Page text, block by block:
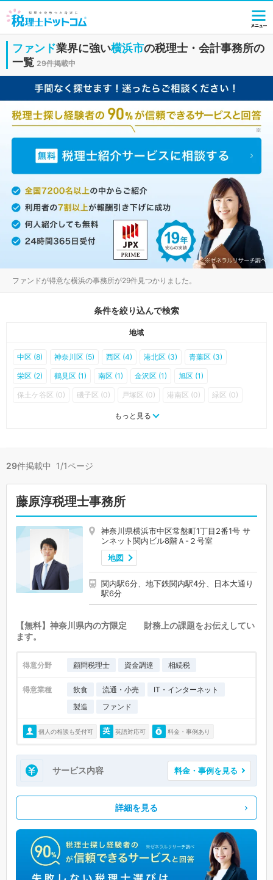
ファンド業界に強い横浜市の税理士・会計事務所の
一覧 29件掲載中
ファンドが得意な横浜の事務所が29件見つかりました。
条件を絞り込んで検索
地域
中区 (8) 神奈川区 (5) 西区 (4) 港北区 (3) 青葉区 (3)
栄区 (2) 鶴見区 (1) 南区 (1) 金沢区 (1) 旭区 (1)
保土ケ谷区 (0) 磯子区 (0) 戸塚区 (0) 港南区 (0) 緑区 (0)
都筑区 (0)
もっと見る
29件掲載中 1/1ページ
藤原淳税理士事務所
神奈川県横浜市中区常盤町1丁目2番1号 サ
ンネット関内ビル8階Ａ-２号室
地図
関内駅6分、地下鉄関内駅4分、日本大通り
駅6分
【無料】神奈川県内の方限定 財務上の課題をお伝えしてい
ます。
得意分野 顧問税理士 資金調達 相続税
得意業種 飲食 流通・小売
IT・インターネット
製造
ファンド
個人の相談も受付可 英語対応可 料金・事例あり
サービス内容 料金・事例を見る
詳細を見る